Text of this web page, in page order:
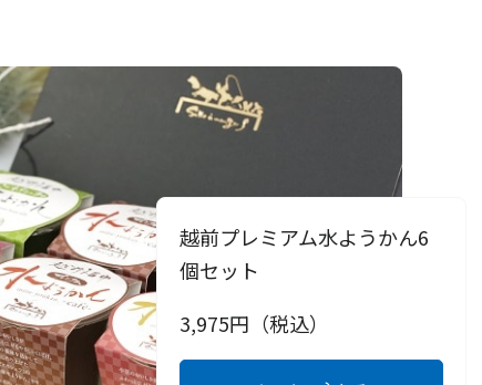
越前プレミアム水ようかん6
個セット
3,975円（税込）